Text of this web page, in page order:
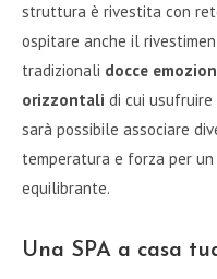
struttura è rivestita con
ospitare anche il
tradizionali docce
orizzontali di cui
sarà possibile associare
temperatura e forza per
equilibrante.
Una SPA a casa